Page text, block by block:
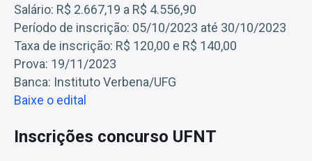
Salário: R$ 2.667,19 a R$ 4.556,90
Período de inscrição: 05/10/2023 até 30/10/2023
Taxa de inscrição: R$ 120,00 e R$ 140,00
Prova: 19/11/2023
Banca: Instituto Verbena/UFG
Baixe o edital
Inscrições concurso UFNT